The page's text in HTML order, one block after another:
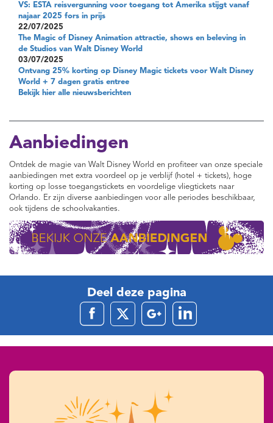
VS: ESTA reisvergunning voor toegang tot Amerika stijgt vanaf
najaar 2025 fors in prijs
22/07/2025
The Magic of Disney Animation attractie, shows en beleving in
de Studios van Walt Disney World
03/07/2025
Ontvang 25% korting op Disney Magic tickets voor Walt Disney
World + 7 dagen gratis entree
Bekijk hier alle nieuwsberichten
Aanbiedingen
Ontdek de magie van Walt Disney World en profiteer van onze speciale
aanbiedingen met extra voordeel op je verblijf (hotel + tickets), hoge
korting op losse toegangstickets en voordelige vliegtickets naar
Orlando. Er zijn diverse aanbiedingen voor alle periodes beschikbaar,
ook tijdens de schoolvakanties.
Deel deze pagina